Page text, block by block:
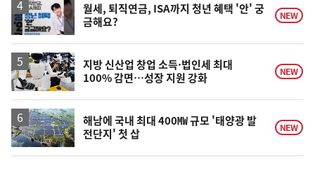
월세, 퇴직연금, ISA까지 청년 혜택 '안' 궁
금해요?
NEW
지방 신산업 창업 소득·법인세 최대
100% 감면…성장 지원 강화
NEW
해남에 국내 최대 400㎿ 규모 '태양광 발
전단지' 첫 삽
NEW